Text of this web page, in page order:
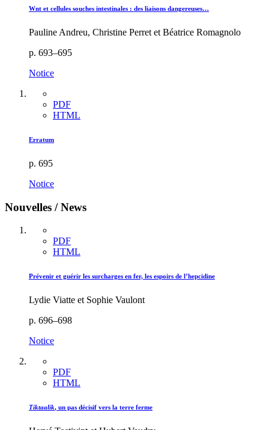
Wnt et cellules souches intestinales : des liaisons dangereuses…
Pauline Andreu, Christine Perret et Béatrice Romagnolo
p. 693–695
Notice
PDF
HTML
Erratum
p. 695
Notice
Nouvelles / News
PDF
HTML
Prévenir et guérir les surcharges en fer, les espoirs de l’hepcidine
Lydie Viatte et Sophie Vaulont
p. 696–698
Notice
PDF
HTML
Tiktaalik, un pas décisif vers la terre ferme